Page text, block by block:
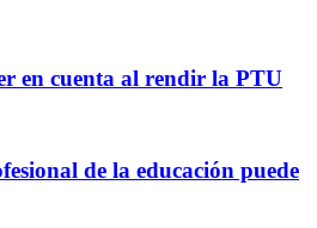
en cuenta al rendir la PTU
de la educación puede